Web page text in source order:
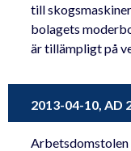
till
bolagets
är tillämpligt på
2013-04-10, AD
Arbetsdomstolen